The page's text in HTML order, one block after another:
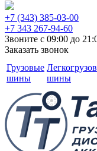
+7 (343) 385-03-00
+7 343 267-94-60
Звоните с 09:00 до
Заказать звонок
Грузовые
шины
шины